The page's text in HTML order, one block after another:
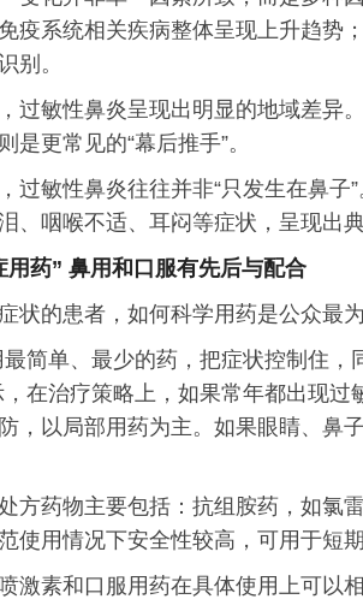
疫系统相关疾病整体呈现上升趋势
别。
过敏性鼻炎呈现出明显的地域差异
是更常见的“幕后推手”。
过敏性鼻炎往往并非“只发生在鼻
、咽喉不适、耳闷等症状，呈现出
用药” 鼻用和口服有先后与配合
状的患者，如何科学用药是公众最
最简单、最少的药，把症状控制住
，在治疗策略上，如果常年都出现
，以局部用药为主。如果眼睛、鼻
方药物主要包括：抗组胺药，如氯
使用情况下安全性较高，可用于短
激素和口服用药在具体使用上可以